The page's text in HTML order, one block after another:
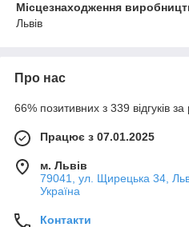
Місцезнаходження
Львів
Про нас
66% позитивних з 339 відгуків за
Працює з 07.01.2025
м. Львів
79041, ул. Щирецька 34,
Україна
Контакти